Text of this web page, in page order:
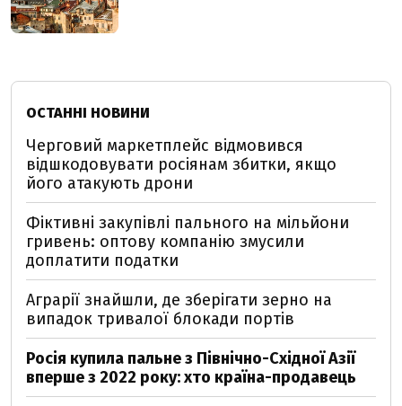
ОСТАННІ НОВИНИ
Черговий маркетплейс відмовився
відшкодовувати росіянам збитки, якщо
його атакують дрони
Фіктивні закупівлі пального на мільйони
гривень: оптову компанію змусили
доплатити податки
Аграрії знайшли, де зберігати зерно на
випадок тривалої блокади портів
Росія купила пальне з Північно-Східної Азії
вперше з 2022 року: хто країна-продавець